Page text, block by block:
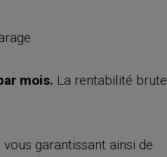
mois. La rentabilité brute
garantissant ainsi de